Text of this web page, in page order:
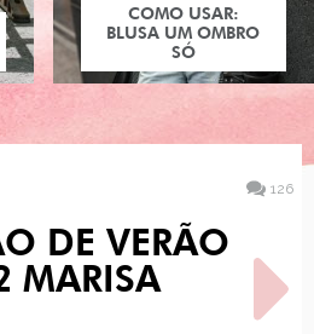
COMO USAR:
BLUSA UM OMBRO
SÓ
126
DE VERÃO
MARISA